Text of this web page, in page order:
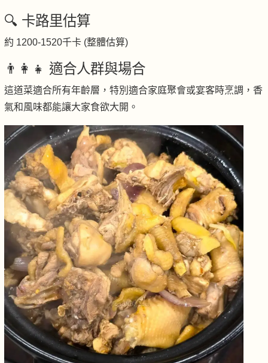
🔍 卡路里估算
約 1200-1520千卡 (整體估算)
👨‍👩‍👧 適合人群與場合
這道菜適合所有年齡層，特別適合家庭聚會或宴客時烹調，香
氣和風味都能讓大家食欲大開。